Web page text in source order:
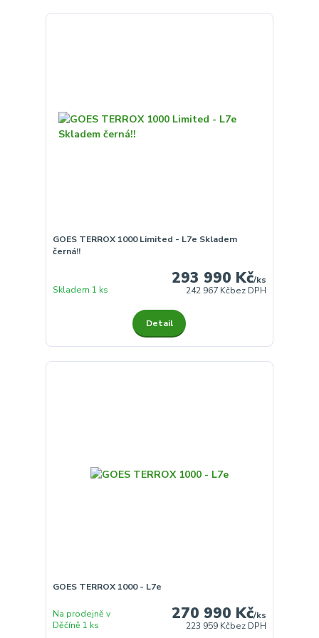
GOES TERROX 1000 Limited - L7e Skladem
černá!!
293 990 Kč/ks
242 967 Kčbez DPH
Skladem 1 ks
Detail
GOES TERROX 1000 - L7e
270 990 Kč/ks
223 959 Kčbez DPH
Na prodejně v
Děčíně 1 ks